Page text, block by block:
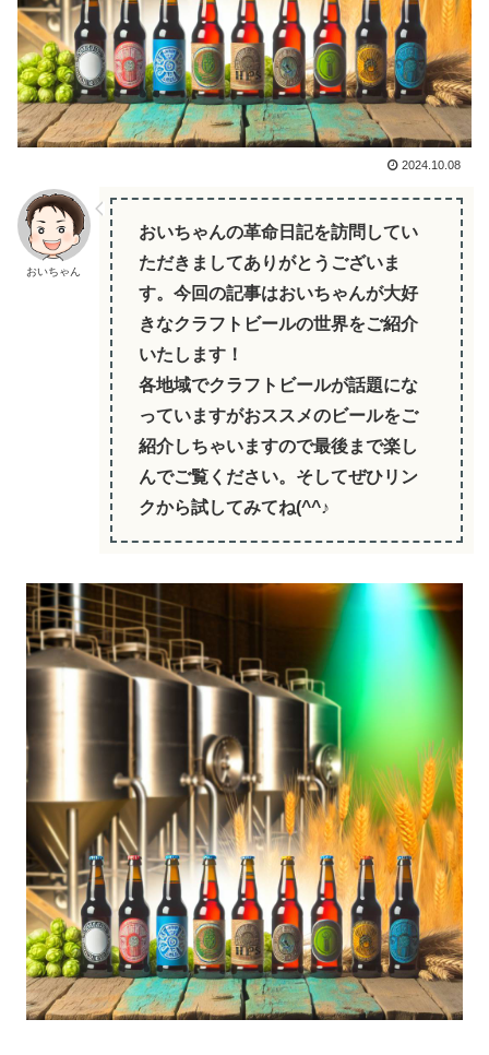
2024.10.08
おいちゃん
おいちゃんの革命日記を訪問してい
ただきましてありがとうございま
す。今回の記事はおいちゃんが大好
きなクラフトビールの世界をご紹介
いたします！
各地域でクラフトビールが話題にな
っていますがおススメのビールをご
紹介しちゃいますので最後まで楽し
んでご覧ください。そしてぜひリン
クから試してみてね(^^♪